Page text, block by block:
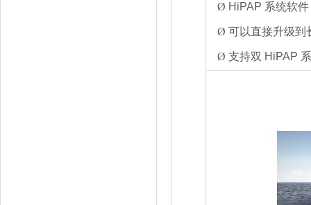
Ø HiPAP 系统软件
Ø 可以直接升级到
Ø 支持双 HiPAP